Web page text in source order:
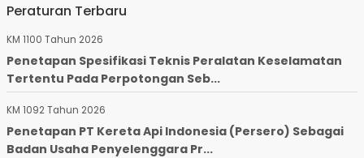
Peraturan Terbaru
KM 1100 Tahun 2026
Penetapan Spesifikasi Teknis Peralatan Keselamatan
Tertentu Pada Perpotongan Seb...
KM 1092 Tahun 2026
Penetapan PT Kereta Api Indonesia (Persero) Sebagai
Badan Usaha Penyelenggara Pr...